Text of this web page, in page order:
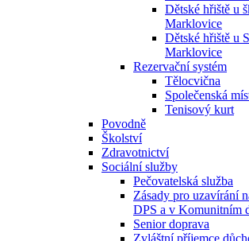
Dětské hřiště u
Marklovice
Dětské hřiště u
Marklovice
Rezervační systém
Tělocvična
Společenská
Tenisový kurt
Povodně
Školství
Zdravotnictví
Sociální služby
Pečovatelská služba
Zásady pro uzavírání
DPS a v Komunitním
Senior doprava
Zvláštní příjemce